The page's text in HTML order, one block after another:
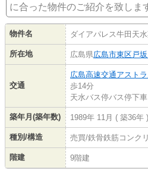
に合った物件のご紹介を致しま
物件名 ダイアパレス牛田天
所在地 広島県広島市東区戸
交通
広島高速交通アスト
歩14分
天水バス停バス停下
築年月(築年数) 1989年 11月 ( 築36年 )
種別/構造 売買/鉄骨鉄筋コンク
階建 9階建